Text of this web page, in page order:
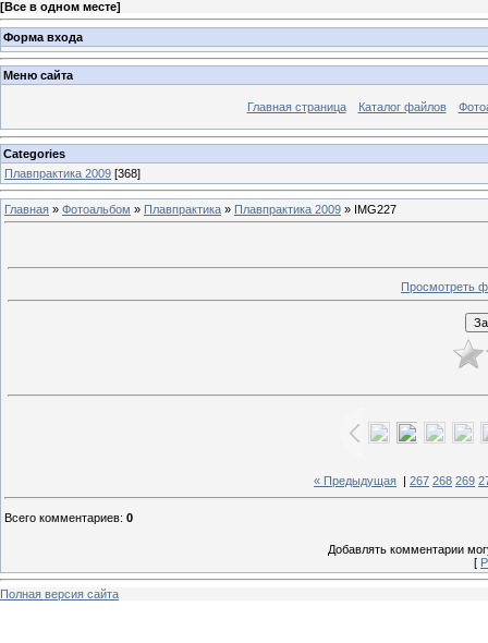
[Все в одном месте]
Форма входа
Меню сайта
Главная страница Каталог файлов
Categories
Плавпрактика 2009 [368]
Главная » Фотоальбом » Плавпрактика » Плавпрактика 2009 » IMG227
Просмотреть
« Предыдущая 267 268 269
Всего комментариев: 0
Добавлять комментарии
[
Полная версия сайта